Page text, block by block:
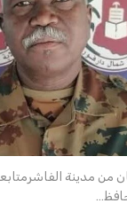
من مدينة